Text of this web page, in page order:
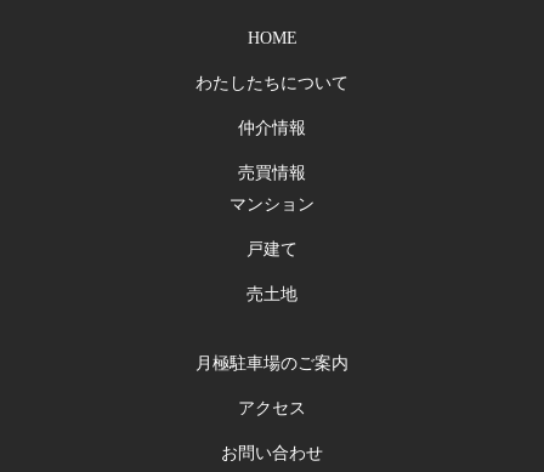
HOME
わたしたちについて
仲介情報
売買情報
マンション
戸建て
売土地
月極駐車場のご案内
アクセス
お問い合わせ